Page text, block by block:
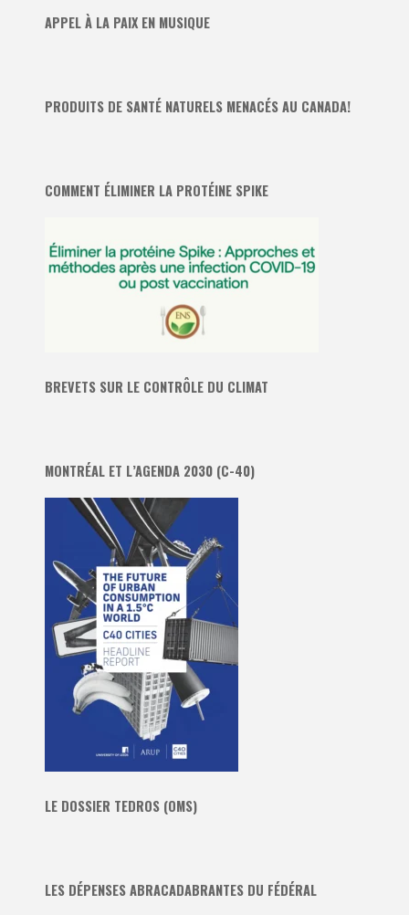
APPEL À LA PAIX EN MUSIQUE
PRODUITS DE SANTÉ NATURELS MENACÉS AU CANADA!
COMMENT ÉLIMINER LA PROTÉINE SPIKE
BREVETS SUR LE CONTRÔLE DU CLIMAT
MONTRÉAL ET L’AGENDA 2030 (C-40)
LE DOSSIER TEDROS (OMS)
LES DÉPENSES ABRACADABRANTES DU FÉDÉRAL